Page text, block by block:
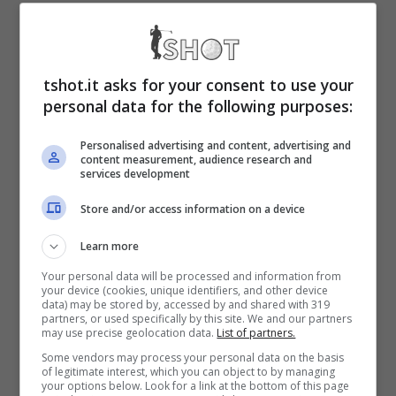
rete. In tutte le competizioni. Troppo poco
(anzi pochissimo) per uno che di mestiere fa
il trequartista e gioca dietro gli attaccanti.
Tanto è vero che, dopo una sola stagione, i
rossoneri lo hanno ceduto in prestito
all’Atalanta. Da come avete ben potuto
capire stiamo parlando di
Keteleare
Dopo un primo avvio molto positivo
sembrava che il calciatore si fosse
finalmente sbloccato e che si fosse
tshot.it asks for your consent to use your
personal data for the following purposes:
Personalised advertising and content, advertising and
content measurement, audience research and
services development
Store and/or access information on a device
Learn more
Your personal data will be processed and information from
your device (cookies, unique identifiers, and other device
data) may be stored by, accessed by and shared with 319
partners, or used specifically by this site. We and our partners
may use precise geolocation data. List of partners.
Some vendors may process your personal data on the basis
of legitimate interest, which you can object to by managing
your options below. Look for a link at the bottom of this page